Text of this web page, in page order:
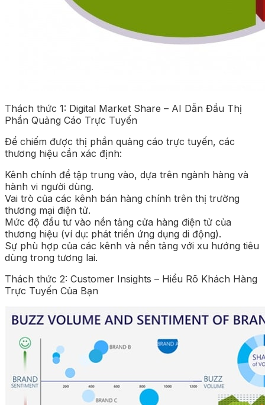
Thách thức 1: Digital Market Share – AI Dẫn Đầu Thị
Phần Quảng Cáo Trực Tuyến
Để chiếm được thị phần quảng cáo trực tuyến, các
thương hiệu cần xác định:
Kênh chính để tập trung vào, dựa trên ngành hàng và
hành vi người dùng.
Vai trò của các kênh bán hàng chính trên thị trường
thương mại điện tử.
Mức độ đầu tư vào nền tảng cửa hàng điện tử của
thương hiệu (ví dụ: phát triển ứng dụng di động).
Sự phù hợp của các kênh và nền tảng với xu hướng tiêu
dùng trong tương lai.
Thách thức 2: Customer Insights – Hiểu Rõ Khách Hàng
Trực Tuyến Của Bạn